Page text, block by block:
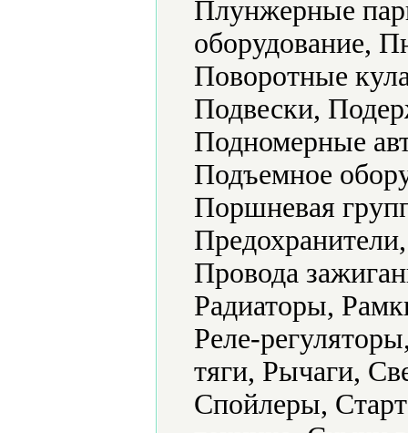
Плунжерные
оборудование,
Поворотные
Подвески,
Подномерные
Подъемное
Поршневая
Провода
Радиаторы,
Реле-
тяги, Рычаги,
Спойлеры,